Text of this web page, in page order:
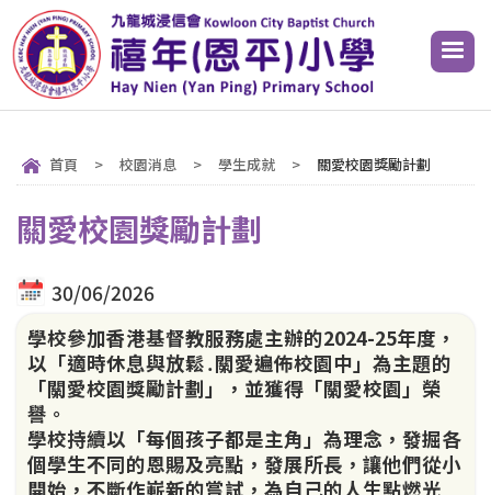
首頁 > 校園消息 > 學生成就 > 關愛校園獎勵計劃
關愛校園獎勵計劃
30/06/2026
學校參加香港基督教服務處主辦的2024-25年度，
以「適時休息與放鬆․關愛遍佈校園中」為主題的
「關愛校園獎勵計劃」，並獲得「關愛校園」榮
譽。
學校持續以「每個孩子都是主角」為理念，發掘各
個學生不同的恩賜及亮點，發展所長，讓他們從小
開始，不斷作嶄新的嘗試，為自己的人生點燃光